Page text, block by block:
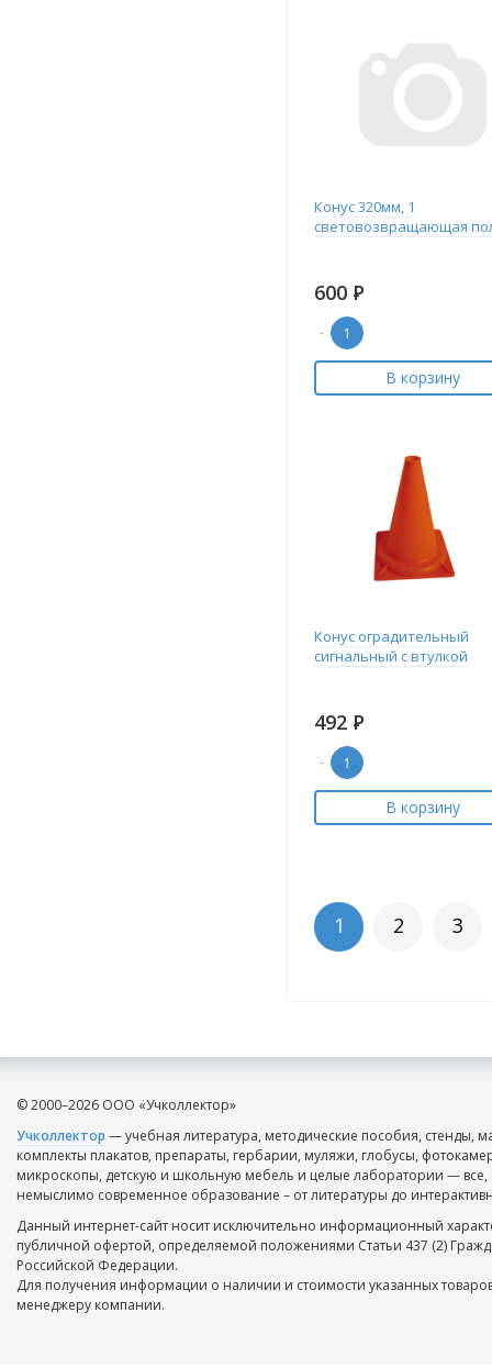
Конус 320мм, 1
световозвращающая
600 Р
-
В корзину
Конус оградительный
сигнальный с втулкой
492 Р
-
В корзину
1 2 3
© 2000–2026 ООО «Учколлектор»
Учколлектор — учебная литература, методические пособия, стенды,
комплекты плакатов, препараты, гербарии, муляжи, глобусы,
микроскопы, детскую и школьную мебель и целые лаборатории — все,
немыслимо современное образование – от литературы до
Данный интернет-сайт носит исключительно информационный
публичной офертой, определяемой положениями Статьи 437 (2)
Российской Федерации.
Для получения информации о наличии и стоимости указанных
менеджеру компании.